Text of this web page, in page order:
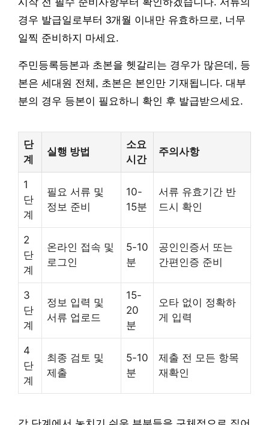
경우 발급일로부터 3개월 이내만 유효하므로, 너무
일찍 준비하지 마세요.
주민등록등본과 초본을 헷갈리는 경우가 많은데, 등
본은 세대원 전체, 초본은 본인만 기재됩니다. 대부
분의 경우 등본이 필요하니 확인 후 발급받으세요.
단
계
실행 방법
소요
시간
주의사항
1
단
계
필요 서류 및
정보 준비
10-
15분
서류 유효기간 반
드시 확인
2
단
계
온라인 접속 및
로그인
5-10
분
공인인증서 또는
간편인증 준비
3
단
계
정보 입력 및
서류 업로드
15-
20
분
오타 없이 정확하
게 입력
4
단
계
최종 검토 및
제출
5-10
분
제출 전 모든 항목
재확인